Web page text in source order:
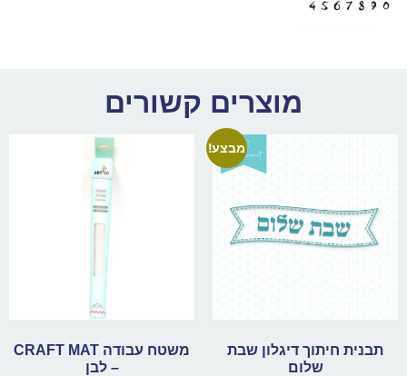
מוצרים קשורים
מבצע!
תבנית חיתוך דיגלון שבת
שלום
משטח עבודה CRAFT MAT
– לבן